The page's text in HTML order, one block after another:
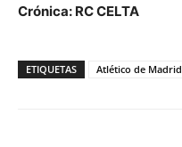
Crónica: RC CELTA
ETIQUETAS Atlético de Madrid